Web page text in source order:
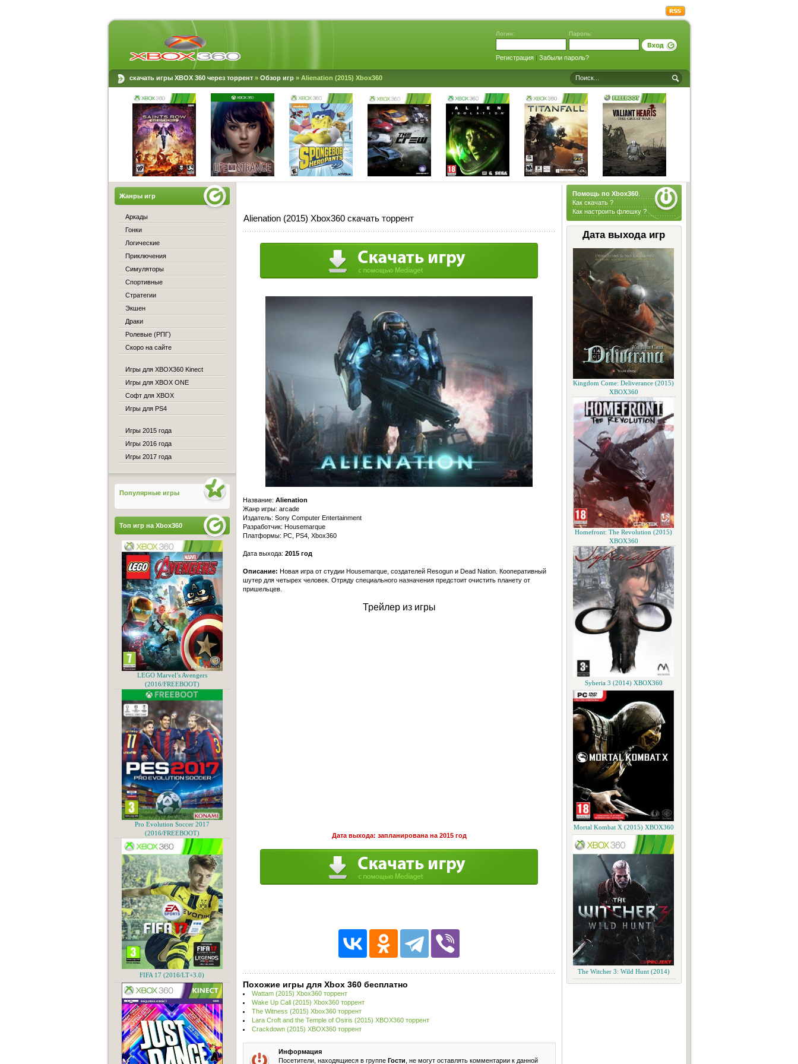
Логин: Пароль:
Регистрация| Забыли пароль?
скачать игры XBOX 360 через торрент» Обзор игр» Alienation (2015) Xbox360
Помощь по Xbox360.
Как скачать ?
Как настроить флешку ?
Дата выхода игр
Kingdom Come: Deliverance (2015)
XBOX360
Homefront: The Revolution (2015)
XBOX360
Syberia 3 (2014) XBOX360
Mortal Kombat X (2015) XBOX360
The Witcher 3: Wild Hunt (2014)
Alienation (2015) Xbox360 скачать торрент
Название: Alienation
Жанр игры: arcade
Издатель: Sony Computer Entertainment
Разработчик: Housemarque
Платформы: PC, PS4, Xbox360
Дата выхода: 2015 год
Описание: Новая игра от студии Housemarque, создателей Resogun и Dead Nation. Кооперативный
шутер для четырех человек. Отряду специального назначения предстоит очистить планету от
пришельцев.
Трейлер из игры
Дата выхода: запланирована на 2015 год
Похожие игры для Xbox 360 бесплатно
Wattam (2015) Xbox360 торрент
Wake Up Call (2015) Xbox360 торрент
The Witness (2015) Xbox360 торрент
Lara Croft and the Temple of Osiris (2015) XBOX360 торрент
Crackdown (2015) XBOX360 торрент
Информация
Посетители, находящиеся в группе Гости , не могут оставлять комментарии к данной
Жанры игр
Аркады
Гонки
Логические
Приключения
Симуляторы
Спортивные
Стратегии
Экшен
Драки
Ролевые (РПГ)
Скоро на сайте
Игры для XBOX360 Kinect
Игры для XBOX ONE
Софт для XBOX
Игры для PS4
Игры 2015 года
Игры 2016 года
Игры 2017 года
Популярные игры
Топ игр на Xbox360
LEGO Marvel’s Avengers
(2016/FREEBOOT)
Pro Evolution Soccer 2017
(2016/FREEBOOT)
FIFA 17 (2016/LT+3.0)